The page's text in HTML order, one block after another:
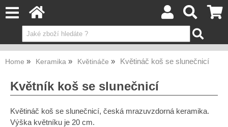
Home Keramika Květináče Květináč koš se slunečnicí
Květník koš se slunečnicí
Květináč koš se slunečnicí, česká mrazuvzdorná keramika.
Výška květníku je 20 cm.